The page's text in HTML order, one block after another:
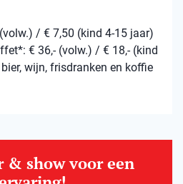
/ € 7,50 (kind 4-15 jaar)
€ 36,- (volw.) / € 18,- (kind
wijn, frisdranken en koffie
& show voor een